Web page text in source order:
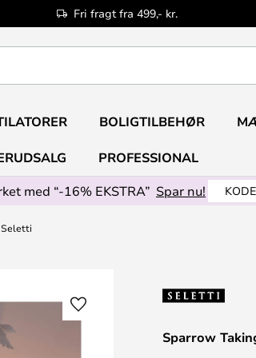
Fri fragt fra 499,- kr.
BOLIGTILBEHØR
PROFESSIONAL
med “-16% EKSTRA” Spar nu!
Sparrow